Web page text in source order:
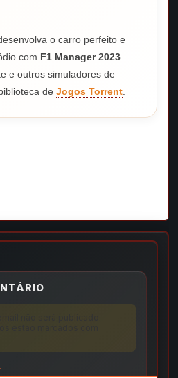
o carro perfeito e
com F1 Manager 2023
e outros simuladores de
deJogos Torrent